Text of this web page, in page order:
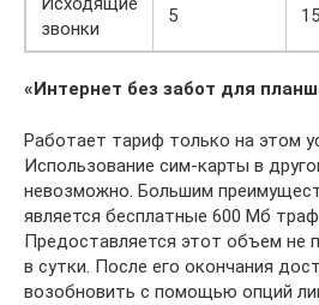
звонки
5 15
«Интернет без забот для
Работает тариф только на этом
Использование сим-карты в
невозможно. Большим
является бесплатные 600 Мб
Предоставляется этот объем не
в сутки. После его окончания
возобновить с помощью опций